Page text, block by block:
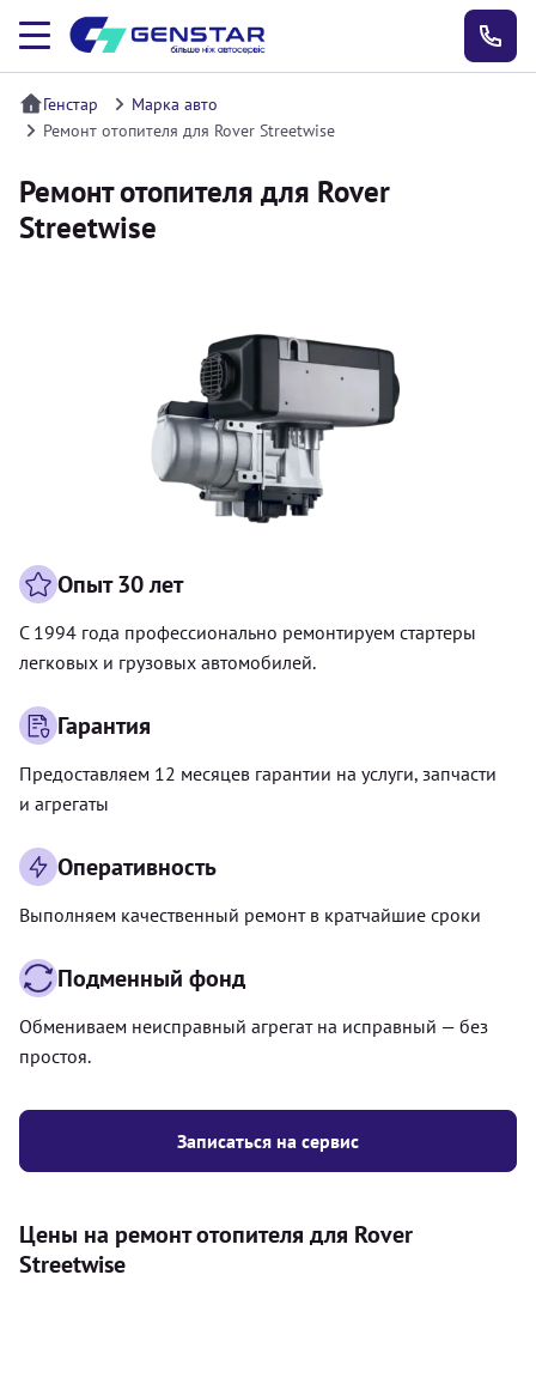
Генстар
Марка авто
Ремонт отопителя для Rover Streetwise
Ремонт отопителя для Rover
Streetwise
Записаться на сервис
Опыт 30 лет
С 1994 года профессионально ремонтируем стартеры
легковых и грузовых автомобилей.
Гарантия
Предоставляем 12 месяцев гарантии на услуги, запчасти
и агрегаты
Оперативность
Выполняем качественный ремонт в кратчайшие сроки
Подменный фонд
Обмениваем неисправный агрегат на исправный — без
простоя.
Цены на ремонт отопителя для Rover
Streetwise